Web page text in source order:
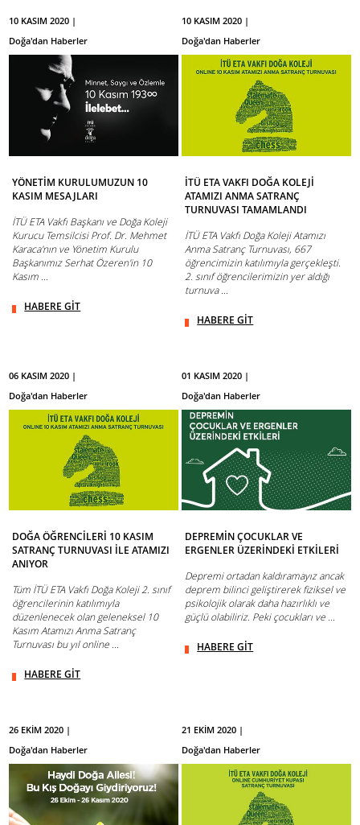
10 KASIM 2020 |
Doğa'dan Haberler
YÖNETİM KURULUMUZUN 10
KASIM MESAJLARI
İTÜ ETA Vakfı Başkanı ve Doğa Koleji
Kurucu Temsilcisi Prof. Dr. Mehmet
Karaca'nın ve Yönetim Kurulu
Başkanımız Serhat Özeren'in 10
Kasım ...
HABERE GİT
10 KASIM 2020 |
Doğa'dan Haberler
İTÜ ETA VAKFI DOĞA KOLEJİ
ATAMIZI ANMA SATRANÇ
TURNUVASI TAMAMLANDI
İTÜ ETA Vakfı Doğa Koleji Atamızı
Anma Satranç Turnuvası, 667
öğrencimizin katılımıyla gerçekleşti.
2. sınıf öğrencilerimizin yer aldığı
turnuva ...
HABERE GİT
06 KASIM 2020 |
Doğa'dan Haberler
DOĞA ÖĞRENCİLERİ 10 KASIM
SATRANÇ TURNUVASI İLE ATAMIZI
ANIYOR
Tüm İTÜ ETA Vakfı Doğa Koleji 2. sınıf
öğrencilerinin katılımıyla
düzenlenecek olan geleneksel 10
Kasım Atamızı Anma Satranç
Turnuvası bu yıl online ...
HABERE GİT
01 KASIM 2020 |
Doğa'dan Haberler
DEPREMİN ÇOCUKLAR VE
ERGENLER ÜZERİNDEKİ ETKİLERİ
Depremi ortadan kaldıramayız ancak
deprem bilinci geliştirerek fiziksel ve
psikolojik olarak daha hazırlıklı ve
güçlü olabiliriz. Peki çocukları ve ...
HABERE GİT
26 EKİM 2020 |
Doğa'dan Haberler
21 EKİM 2020 |
Doğa'dan Haberler